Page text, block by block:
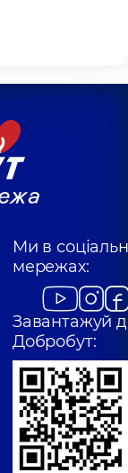
Ми в
мережах:
Завантажуй
Добробут: